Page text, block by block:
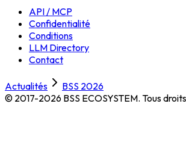
API / MCP
Confidentialité
Conditions
LLM Directory
Contact
Actualités
BSS 2026
© 2017-2026 BSS ECOSYSTEM. Tous